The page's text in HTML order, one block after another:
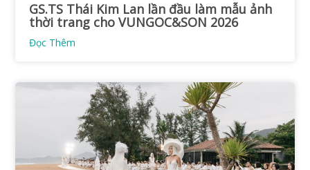
GS.TS Thái Kim Lan lần đầu làm mẫu ảnh
thời trang cho VUNGOC&SON 2026
Đọc Thêm